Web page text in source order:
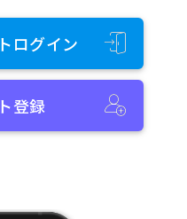
ログイン
登録